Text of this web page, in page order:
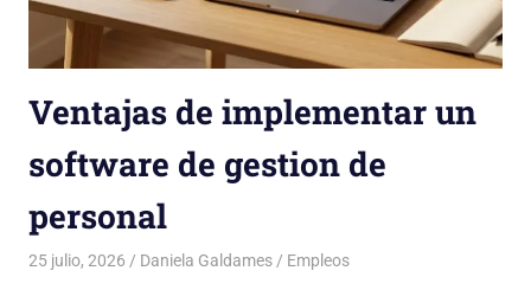
Ventajas de implementar un
software de gestion de
personal
25 julio, 2026 Daniela Galdames Empleos